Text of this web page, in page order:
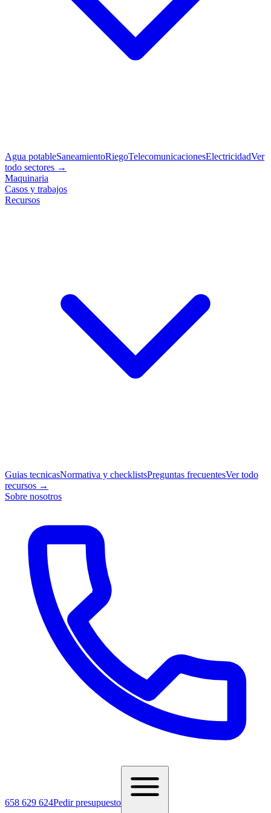
Agua potableSaneamientoRiegoTelecomunicacionesElectricidadVer
todo sectores →
Maquinaria
Casos y trabajos
Recursos
Guias tecnicasNormativa y checklistsPreguntas frecuentesVer todo
recursos →
Sobre nosotros
658 629 624Pedir presupuesto